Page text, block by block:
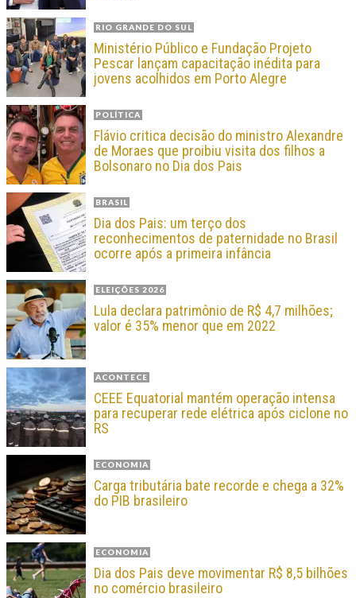
RIO GRANDE DO SUL
Ministério Público e Fundação Projeto
Pescar lançam capacitação inédita para
jovens acolhidos em Porto Alegre
POLÍTICA
Flávio critica decisão do ministro Alexandre
de Moraes que proibiu visita dos filhos a
Bolsonaro no Dia dos Pais
BRASIL
Dia dos Pais: um terço dos
reconhecimentos de paternidade no Brasil
ocorre após a primeira infância
ELEIÇÕES 2026
Lula declara patrimônio de R$ 4,7 milhões;
valor é 35% menor que em 2022
ACONTECE
CEEE Equatorial mantém operação intensa
para recuperar rede elétrica após ciclone no
RS
ECONOMIA
Carga tributária bate recorde e chega a 32%
do PIB brasileiro
ECONOMIA
Dia dos Pais deve movimentar R$ 8,5 bilhões
no comércio brasileiro